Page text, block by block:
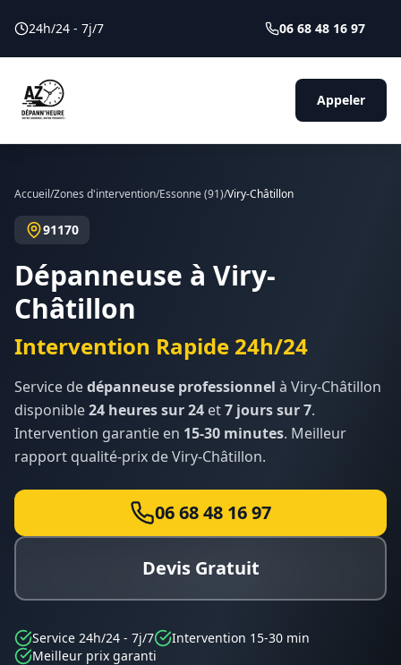
24h/24 - 7j/7 06 68 48 16 97
Appeler
Accueil/Zones d'intervention/Essonne(91)/Viry-Châtillon
91170
Dépanneuse à Viry-
Châtillon
Intervention Rapide 24h/24
Service dedépanneuse professionnel à Viry-Châtillon
disponible24 heures sur 24 et7 jours sur 7.
Intervention garantie en 15-30 minutes. Meilleur
rapport qualité-prix deViry-Châtillon.
06 68 48 16 97
Devis Gratuit
Service 24h/24 - 7j/7
Intervention 15-30 min
Meilleur prix garanti